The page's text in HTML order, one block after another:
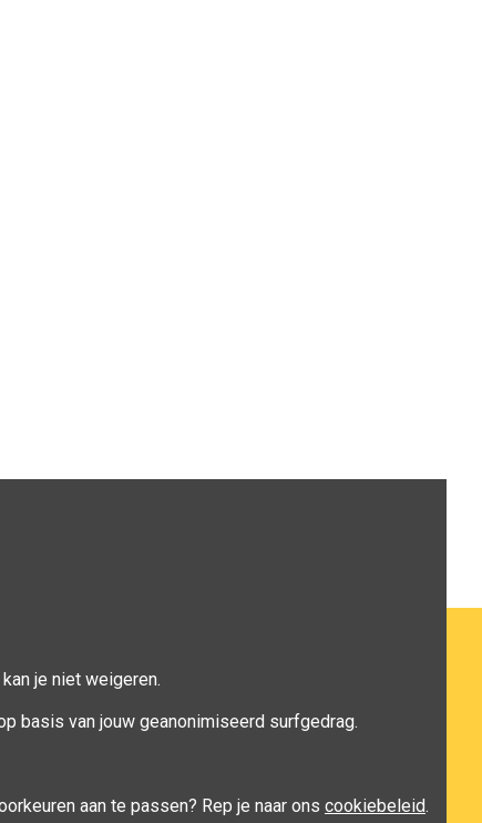
je niet weigeren.
basis van jouw geanonimiseerd surfgedrag.
aan te passen? Rep je naar ons cookiebeleid.